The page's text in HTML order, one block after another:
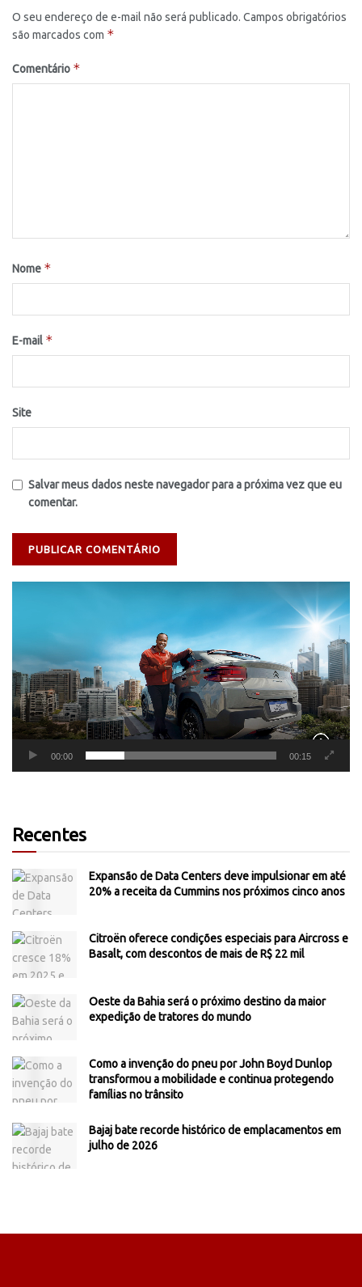
O seu endereço de e-mail não será publicado. Campos obrigatórios
são marcados com *
Comentário *
Nome *
E-mail *
Site
Salvar meus dados neste navegador para a próxima vez que eu
comentar.
00:00 00:15
Recentes
Expansão de Data Centers deve impulsionar em até
20% a receita da Cummins nos próximos cinco anos
Citroën oferece condições especiais para Aircross e
Basalt, com descontos de mais de R$ 22 mil
Oeste da Bahia será o próximo destino da maior
expedição de tratores do mundo
Como a invenção do pneu por John Boyd Dunlop
transformou a mobilidade e continua protegendo
famílias no trânsito
Bajaj bate recorde histórico de emplacamentos em
julho de 2026